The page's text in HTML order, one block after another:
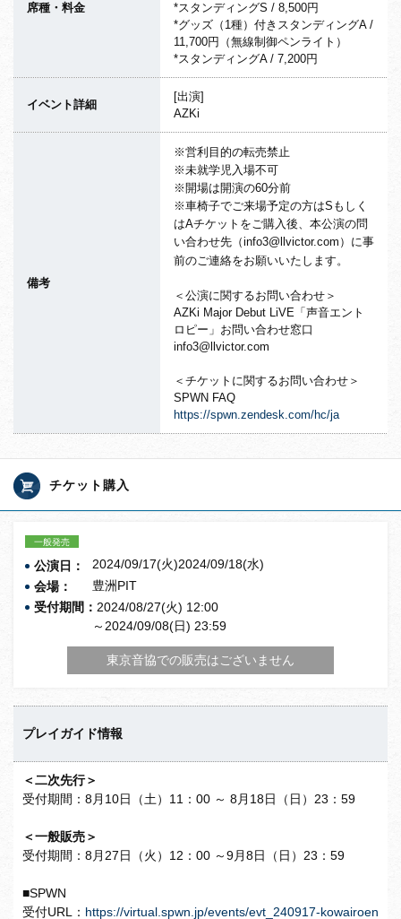
席種・料金
*スタンディングS / 8,500円
*グッズ（1種）付きスタンディングA /
11,700円（無線制御ペンライト）
*スタンディングA / 7,200円
イベント詳細
[出演]
AZKi
備考
※営利目的の転売禁止
※未就学児入場不可
※開場は開演の60分前
※車椅子でご来場予定の方はSもしく
はAチケットをご購入後、本公演の問
い合わせ先（info3@llvictor.com）に事
前のご連絡をお願いいたします。
＜公演に関するお問い合わせ＞
AZKi Major Debut LiVE「声音エント
ロピー」お問い合わせ窓口
info3@llvictor.com
＜チケットに関するお問い合わせ＞
SPWN FAQ
https://spwn.zendesk.com/hc/ja
チケット購入
一般発売
公演日：
2024/09/17(火)2024/09/18(水)
会場：
豊洲PIT
受付期間： 2024/08/27(火) 12:00
～2024/09/08(日) 23:59
東京音協での販売はございません
プレイガイド情報
＜二次先行＞
受付期間：8月10日（土）11：00 ～ 8月18日（日）23：59
＜一般販売＞
受付期間：8月27日（火）12：00 ～9月8日（日）23：59
■SPWN
受付URL： https://virtual.spwn.jp/events/evt_240917-kowairoen